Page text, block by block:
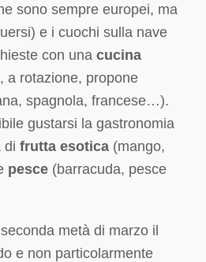
sono sempre europei, ma
e i cuochi sulla nave
con unacucina
a rotazione, propone
spagnola, francese…).
gustarsi la gastronomia
difrutta esotica (mango,
pesce (barracuda, pesce
metà di marzo il
e non particolarmente